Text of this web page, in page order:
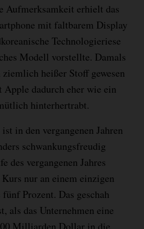
Aufmerksamkeit erhielt das
mit faltbarem Display
Technologieriese
Modell vorstellte. Damals
ziemlich heißer Stoff gewesen
dadurch eher wie ein
hinterhertrabt.
in den vergangenen Jahren
schwankungsfreudig
des vergangenen Jahres
nur an einem einzigen
Prozent. Das geschah
als das Unternehmen eine
Milliarden Dollar in die